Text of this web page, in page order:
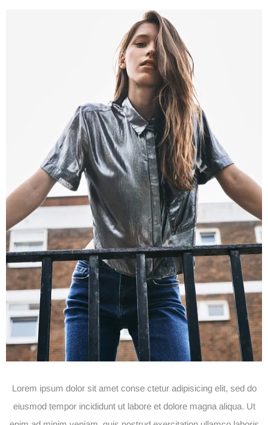
Lorem ipsum dolor sit amet conse ctetur adipisicing elit, sed do
eiusmod tempor incididunt ut labore et dolore magna aliqua. Ut